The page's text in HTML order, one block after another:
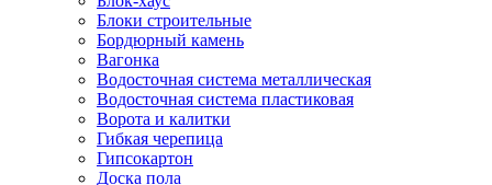
Блоки строительные
Бордюрный камень
Вагонка
Водосточная система металлическая
Водосточная система пластиковая
Ворота и калитки
Гибкая черепица
Гипсокартон
Доска пола